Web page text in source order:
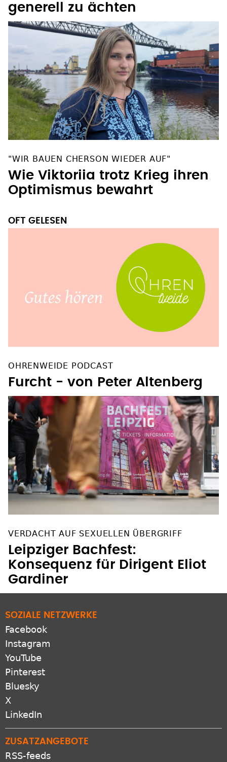
generell zu ächten
"WIR BAUEN CHERSON WIEDER AUF"
Wie Viktoriia trotz Krieg ihren
Optimismus bewahrt
OFT GELESEN
OHRENWEIDE PODCAST
Furcht - von Peter Altenberg
VERDACHT AUF SEXUELLEN ÜBERGRIFF
Leipziger Bachfest:
Konsequenz für Dirigent Eliot
Gardiner
SOZIALE NETZWERKE
Facebook
Instagram
YouTube
Pinterest
Bluesky
X
LinkedIn
ZUSATZANGEBOTE
RSS-feeds